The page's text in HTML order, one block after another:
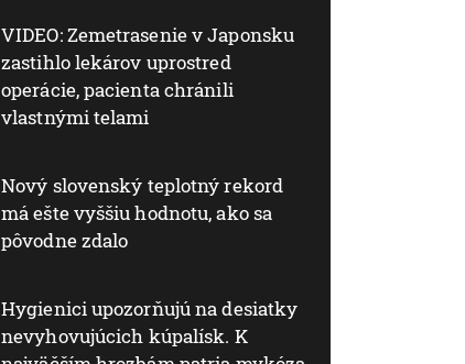
VIDEO: Zemetrasenie v Japonsku
zastihlo lekárov uprostred
operácie, pacienta chránili
vlastnými telami
Nový slovenský teplotný rekord
má ešte vyššiu hodnotu, ako sa
pôvodne zdalo
Hygienici upozorňujú na desiatky
nevyhovujúcich kúpalísk. K